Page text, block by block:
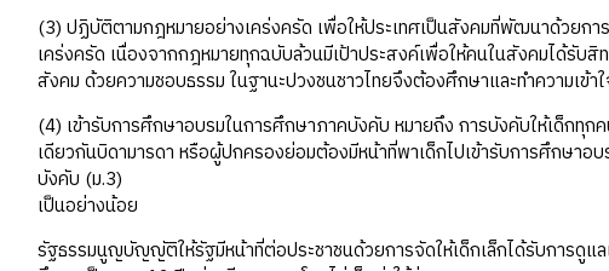
(3) ปฏิบัติตามกฎหมายอย่างเคร่งครัด เพื่อให้ประเทศเป็นสังคมที่พัฒนาด้วย
เคร่งครัด เนื่องจากกฎหมายทุกฉบับล้วนมีเป้าประสงค์เพื่อให้คนในสังคมได้รับ
สังคม ด้วยความชอบธรรม ในฐานะปวงชนชาวไทยจึงต้องศึกษาและทำความเข้
(4) เข้ารับการศึกษาอบรมในการศึกษาภาคบังคับ หมายถึง การบังคับให้เด็กทุ
เดียวกันบิดามารดา หรือผู้ปกครองย่อมต้องมีหน้าที่พาเด็กไปเข้ารับการศึกษ
บังคับ (ม.3)
เป็นอย่างน้อย
รัฐธรรมนูญบัญญัติให้รัฐมีหน้าที่ต่อประชาชนด้วยการจัดให้เด็กเล็กได้รับการดู